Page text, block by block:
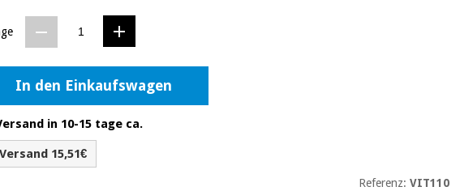
In den Einkaufswagen
in 10-15 tage ca.
15,51€
Referenz: VIT110